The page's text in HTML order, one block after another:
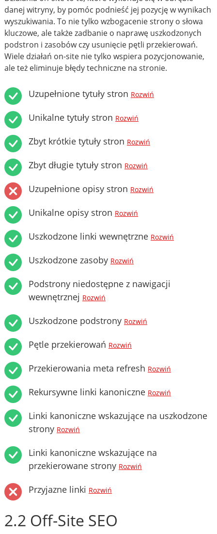
danej witryny, by pomóc podnieść jej pozycję w wynikach
wyszukiwania. To nie tylko wzbogacenie strony o słowa
kluczowe, ale także zadbanie o naprawę uszkodzonych
podstron i zasobów czy usunięcie pętli przekierowań.
Wiele działań on-site nie tylko wspiera pozycjonowanie,
ale też eliminuje błędy techniczne na stronie.
Uzupełnione tytuły stron Rozwiń
Unikalne tytuły stron Rozwiń
Zbyt krótkie tytuły stron Rozwiń
Zbyt długie tytuły stron Rozwiń
Uzupełnione opisy stron Rozwiń
Unikalne opisy stron Rozwiń
Uszkodzone linki wewnętrzne Rozwiń
Uszkodzone zasoby Rozwiń
Podstrony niedostępne z nawigacji
wewnętrznej Rozwiń
Uszkodzone podstrony Rozwiń
Pętle przekierowań Rozwiń
Przekierowania meta refresh Rozwiń
Rekursywne linki kanoniczne Rozwiń
Linki kanoniczne wskazujące na uszkodzone
strony Rozwiń
Linki kanoniczne wskazujące na
przekierowane strony Rozwiń
Przyjazne linki Rozwiń
2.2 Off-Site SEO